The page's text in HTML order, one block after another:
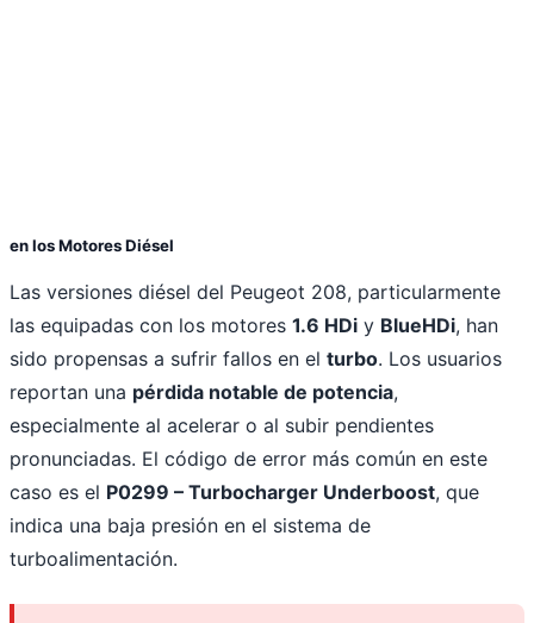
en los Motores Diésel
Las versiones diésel del Peugeot 208, particularmente
las equipadas con los motores 1.6 HDi y BlueHDi, han
sido propensas a sufrir fallos en el turbo. Los usuarios
reportan una pérdida notable de potencia,
especialmente al acelerar o al subir pendientes
pronunciadas. El código de error más común en este
caso es el P0299 – Turbocharger Underboost, que
indica una baja presión en el sistema de
turboalimentación.